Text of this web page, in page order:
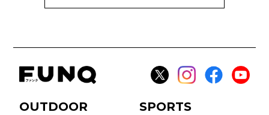
OUTDOOR
SPORTS